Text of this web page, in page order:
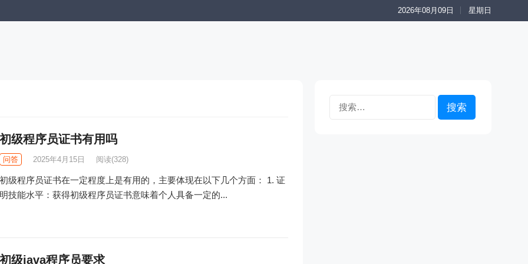
2026年08月09日 星期日
初级程序员证书有用吗
问答 2025年4月15日 阅读(328)
初级程序员证书在一定程度上是有用的，主要体现在以下几个方面： 1. 证
明技能水平：获得初级程序员证书意味着个人具备一定的...
初级java程序员要求